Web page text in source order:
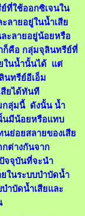
ที่ใช้ออกซิเจนใน
ลายอยู่ในน้ำเสีย
ะลายอยู่น้อยหรือ
ก็คือ กลุ่มจุลินทรีย์ที่
ในน้ำนั้นได้ แต่
นทรีย์อีเอ็ม
สียได้ทันที
กลุ่มนี้ ดังนั้น น้ำ
นมีน้อยหรือแทบ
ย่อยสลายของเสีย
ต่างกันจาก
จจุบันที่จะนำ
ในระบบบำบัดน้ำ
ำบัดน้ำเสียและ